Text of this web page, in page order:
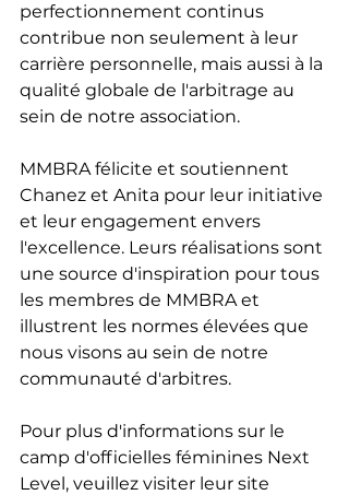
perfectionnement continus
contribue non seulement à leur
carrière personnelle, mais aussi à la
qualité globale de l'arbitrage au
sein de notre association.
MMBRA félicite et soutiennent
Chanez et Anita pour leur initiative
et leur engagement envers
l'excellence. Leurs réalisations sont
une source d'inspiration pour tous
les membres de MMBRA et
illustrent les normes élevées que
nous visons au sein de notre
communauté d'arbitres.
Pour plus d'informations sur le
camp d'officielles féminines Next
Level, veuillez visiter leur site